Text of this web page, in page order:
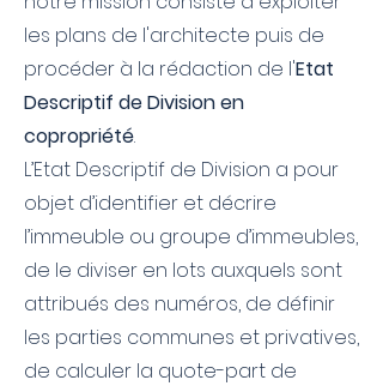
les plans de l'architecte puis de
procéder à la rédaction de l'Etat
Descriptif de Division en
copropriété.
L’Etat Descriptif de Division a pour
objet d’identifier et décrire
l’immeuble ou groupe d’immeubles,
de le diviser en lots auxquels sont
attribués des numéros, de définir
les parties communes et privatives,
de calculer la quote-part de